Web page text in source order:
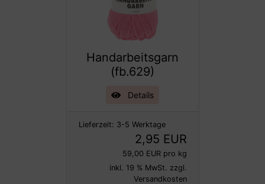
Handarbeitsgarn
(fb.629)
Details
Lieferzeit: 3-5 Werktage
2,95 EUR
59,00 EUR pro kg
inkl. 19 % MwSt. zzgl.
Versandkosten